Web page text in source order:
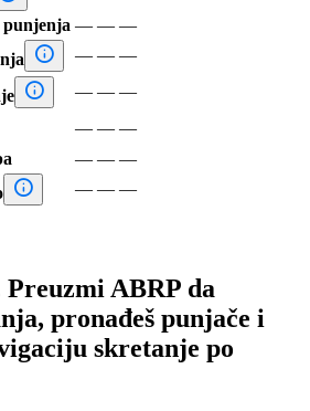
punjenja — — —
 — — —
 — — —
— — —
— — —
 — — —
ABRP da
pronađeš punjače i
skretanje po